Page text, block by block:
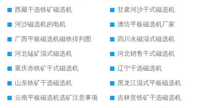
西藏干选铁矿磁选机
甘肃河沙干式磁选机
河沙磁选机的电机
潍坊平板磁选机厂家
广西平板磁选机磁铁排列图
四川永磁湿式磁选机
河北锰矿湿式磁选机
河北销售干式磁选机
重庆赤铁矿干式磁选机
辽宁干选磁选机
山东铁矿干选磁选机
黑龙江湿式平板磁选机
云南平板磁选机选矿注意事项
吉林贫铁矿干选磁选机